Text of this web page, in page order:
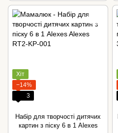
Хіт
−14%
3
Набір для творчості дитячих
картин з піску 6 в 1 Alexes